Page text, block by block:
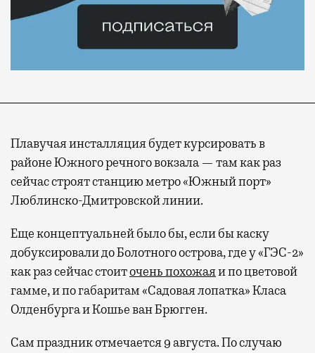
Плавучая инсталляция будет курсировать в
районе Южного речного вокзала — там как раз
сейчас строят станцию метро «Южный порт»
Люблинско-Дмитровской линии.
Еще концептуальней было бы, если бы каску
добуксировали до Болотного острова, где у «ГЭС-2»
как раз сейчас стоиточень похожаяи по цветовой
гамме, и по габаритам «Садовая лопатка» Класа
Олденбурга и Кошье ван Брюгген.
Сам праздник отмечается 9 августа. По случаю